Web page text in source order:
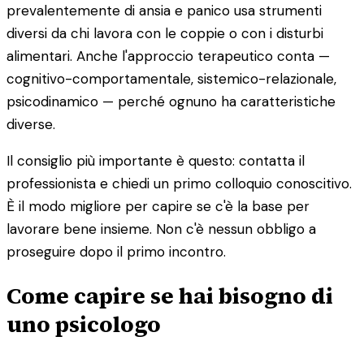
prevalentemente di ansia e panico usa strumenti
diversi da chi lavora con le coppie o con i disturbi
alimentari. Anche l'approccio terapeutico conta —
cognitivo-comportamentale, sistemico-relazionale,
psicodinamico — perché ognuno ha caratteristiche
diverse.
Il consiglio più importante è questo: contatta il
professionista e chiedi un primo colloquio conoscitivo.
È il modo migliore per capire se c'è la base per
lavorare bene insieme. Non c'è nessun obbligo a
proseguire dopo il primo incontro.
Come capire se hai bisogno di
uno psicologo